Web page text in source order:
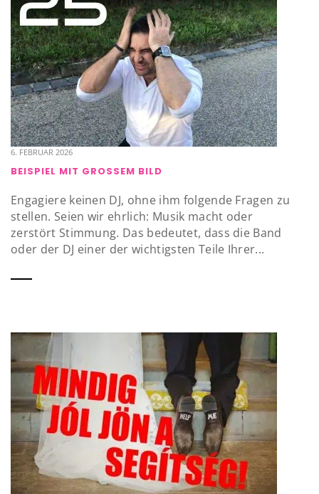
6. FEBRUAR 2026
BEISPIEL MIT GROSSEM BILD
Engagiere keinen DJ, ohne ihm folgende Fragen zu
stellen. Seien wir ehrlich: Musik macht oder
zerstört Stimmung. Das bedeutet, dass die Band
oder der DJ einer der wichtigsten Teile Ihrer...